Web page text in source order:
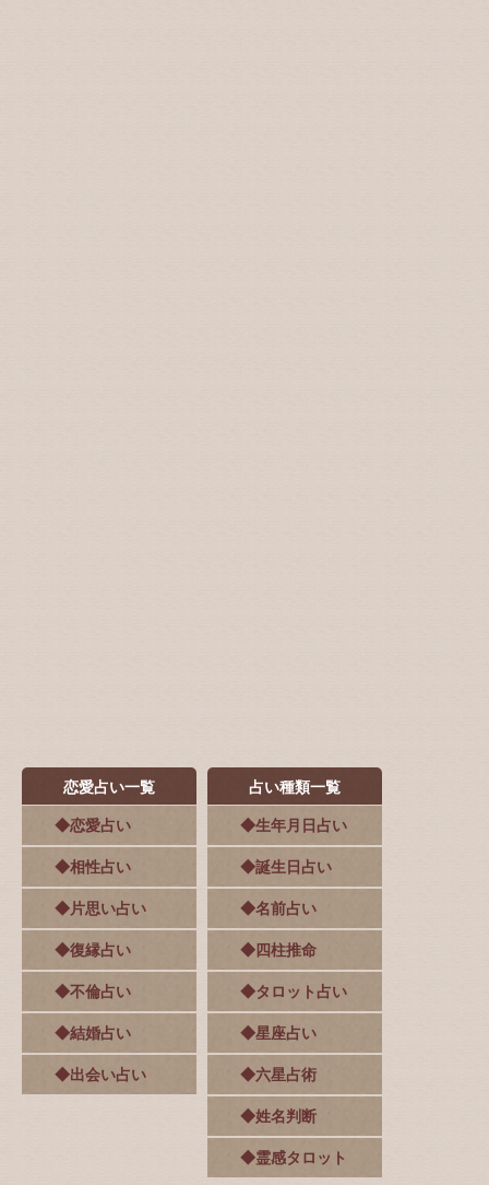
恋愛占い一覧
◆恋愛占い
◆相性占い
◆片思い占い
◆復縁占い
◆不倫占い
◆結婚占い
◆出会い占い
占い種類一覧
◆生年月日占い
◆誕生日占い
◆名前占い
◆四柱推命
◆タロット占い
◆星座占い
◆六星占術
◆姓名判断
◆霊感タロット